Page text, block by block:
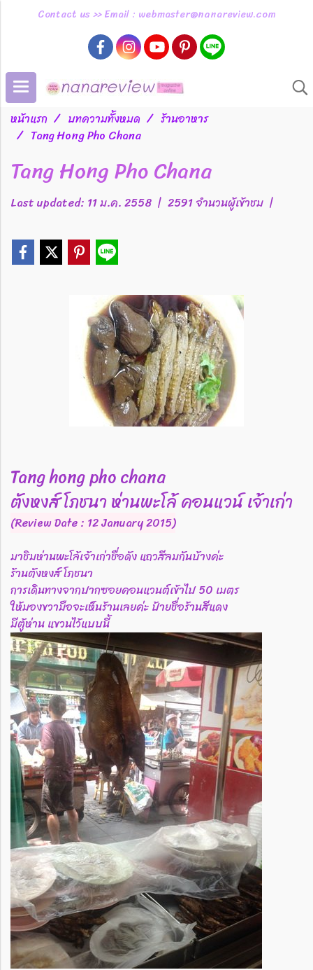
Contact us >> Email : webmaster@nanareview.com
หน้าแรก บทความทั้งหมด
ร้านอาหาร
Tang Hong Pho Chana
Tang Hong Pho Chana
Last updated: 11 ม.ค. 2558 | 2591 จำนวนผู้เข้าชม |
Tang hong pho chana
ตังหงส์ โภชนา ห่านพะโล้ คอนแวน์ เจ้าเก่า
(Review Date : 12 January 2015)
มาชิมห่านพะโล้เจ้าเก่าชื่อดัง แถวสีลมกันบ้างค่ะ
ร้านตังหงส์ โภชนา
การเดินทางจากปากซอยคอนแวนต์เข้าไป 50 เมตร
ให้มองขวามือจะเห็นร้านเลยค่ะ ป้ายชื่อร้านสีแดง
มีตู้ห่าน แขวนไว้แบบนี้